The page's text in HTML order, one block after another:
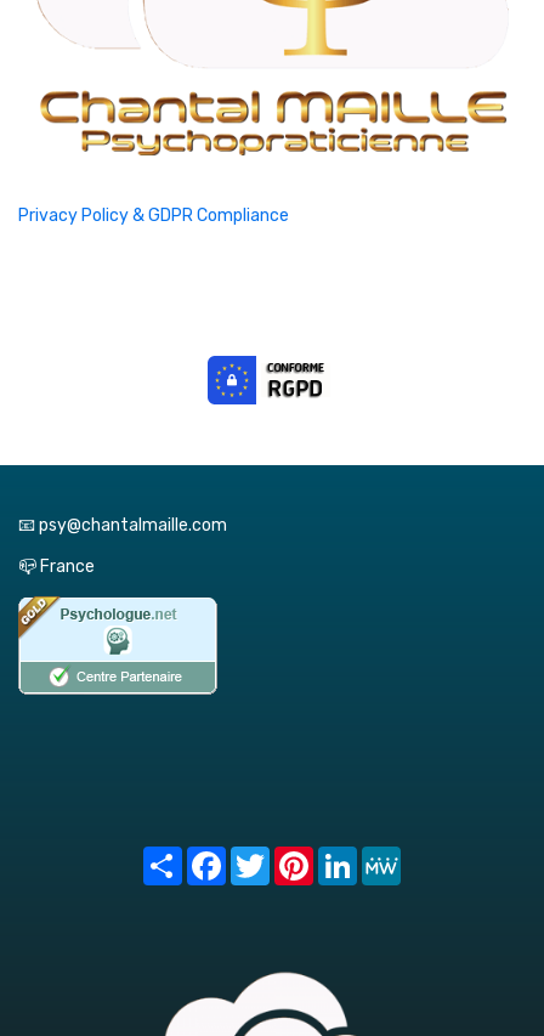
Privacy Policy & GDPR Compliance
📧 psy@chantalmaille.com
📪 France
Share FacebookTwitterPinterest
LinkedIn